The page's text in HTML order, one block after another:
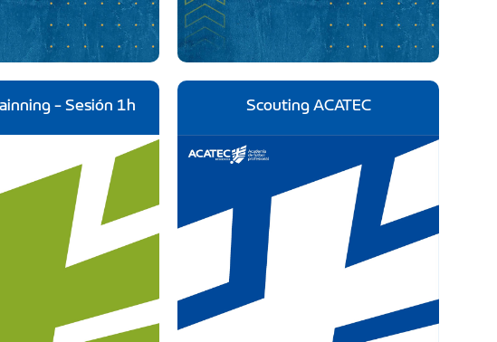
- Sesión 1h Scouting ACATEC